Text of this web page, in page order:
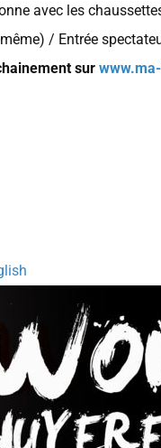
avec les
/ Entrée
sur